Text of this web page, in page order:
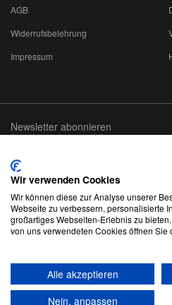
AGB
Widerrufsbelehrung
Impressum
Newsletter abonnieren
Abmeldung jederzeit möglich
Adresse
© RAE-Akustik GmbH
Wir verwenden Cookies
Wir können diese zur Analyse unserer
Webseite zu verbessern, personalisierte
großartiges Webseiten-Erlebnis zu
von uns verwendeten Cookies öffnen Sie
Alle akzeptieren
Nein, anpassen